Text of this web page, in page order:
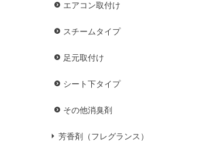
エアコン取付け
スチームタイプ
足元取付け
シート下タイプ
その他消臭剤
芳香剤（フレグランス）